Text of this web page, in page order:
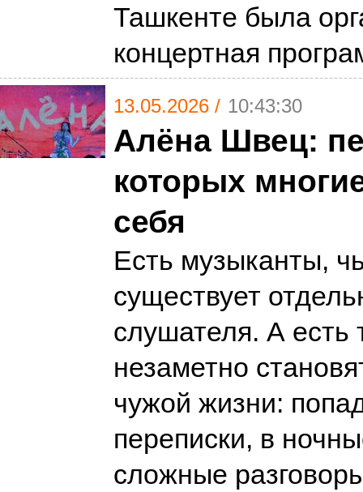
Ташкенте была
концертная
13.05.2026 / 10:43:30
Алёна Швец:
которых
себя
Есть музыканты,
существует
слушателя. А есть
незаметно
чужой жизни:
переписки, в
сложные